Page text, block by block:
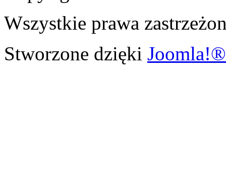
Wszystkie prawa
Stworzone dzięki Joomla!®